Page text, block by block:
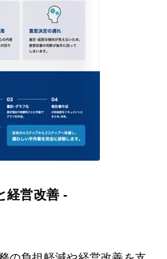
経営改善 -